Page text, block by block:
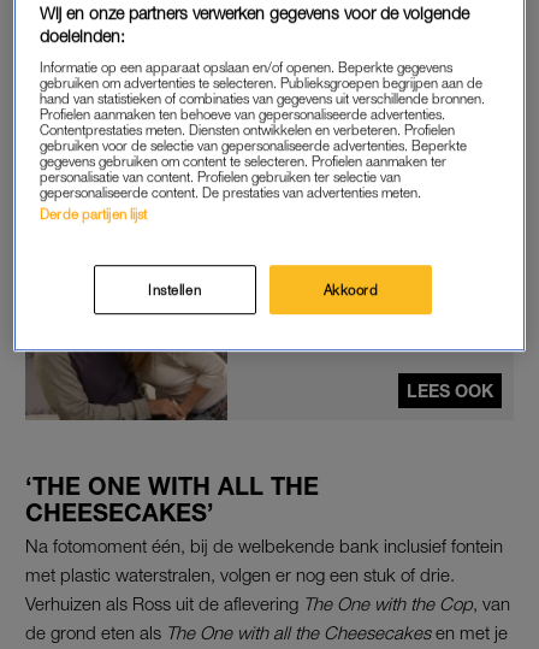
verwachten. Janice, ja die met haar vreselijk luide lach, vertelt
ons ook wat we niét mogen doen. En geloof me, daar luister je
wel naar (arme, arme Chandler).
“Het is net de Villa Volta van de Efteling”, fluistert mijn collega
over de langs lintpaden slingerende wachtruimte, terwijl we
door de welbekende paarse deur worden geleid richting het
eerste fotomoment.
Jennifer Aniston was zwaar
verliefd op déze collega-acteur
LEES OOK
‘THE ONE WITH ALL THE
CHEESECAKES’
Na fotomoment één, bij de welbekende bank inclusief fontein
met plastic waterstralen, volgen er nog een stuk of drie.
Verhuizen als Ross uit de aflevering The One with the Cop, van
de grond eten als The One with all the Cheesecakesen met je
Wij en onze partners verwerken gegevens voor de volgende
doeleinden:
Informatie op een apparaat opslaan en/of openen. Beperkte gegevens
gebruiken om advertenties te selecteren. Publieksgroepen begrijpen aan de
hand van statistieken of combinaties van gegevens uit verschillende bronnen.
Profielen aanmaken ten behoeve van gepersonaliseerde advertenties.
Contentprestaties meten. Diensten ontwikkelen en verbeteren. Profielen
gebruiken voor de selectie van gepersonaliseerde advertenties. Beperkte
gegevens gebruiken om content te selecteren. Profielen aanmaken ter
personalisatie van content. Profielen gebruiken ter selectie van
gepersonaliseerde content. De prestaties van advertenties meten.
Derde partijen lijst
Instellen Akkoord